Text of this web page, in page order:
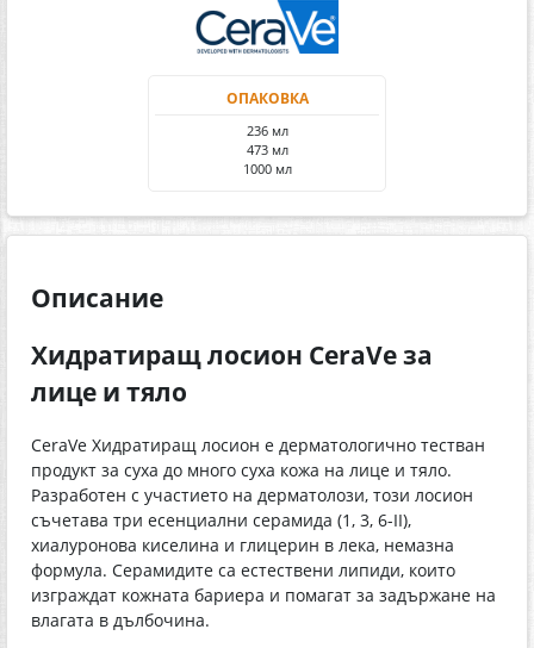
ОПАКОВКА
236 мл
473 мл
1000 мл
Описание
Хидратиращ лосион CeraVe за
лице и тяло
CeraVe Хидратиращ лосион е дерматологично тестван
продукт за суха до много суха кожа на лице и тяло.
Разработен с участието на дерматолози, този лосион
съчетава три есенциални серамида (1, 3, 6-II),
хиалуронова киселина и глицерин в лека, немазна
формула. Серамидите са естествени липиди, които
изграждат кожната бариера и помагат за задържане на
влагата в дълбочина.